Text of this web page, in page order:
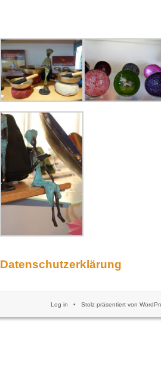
Datenschutzerklärung
Log in • Stolz präsentiert von